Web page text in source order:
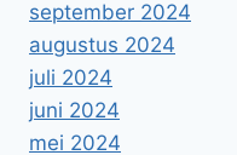
september 2024
augustus 2024
juli 2024
juni 2024
mei 2024